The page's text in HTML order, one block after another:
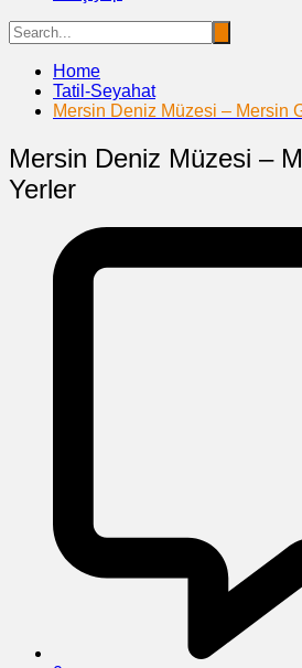
Home
Tatil-Seyahat
Mersin Deniz Müzesi – Mersin
Mersin Deniz Müzesi –
Yerler